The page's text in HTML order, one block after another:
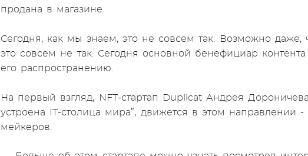
продана в магазине.
Сегодня, как мы знаем, это не совсем так. Возможно даже,
это совсем не так. Сегодня основной бенефициар
его распространению.
На первый взгляд, NFT-стартап Duplicat Андрея
устроена IT-столица мира”, движется в этом
мейкеров.